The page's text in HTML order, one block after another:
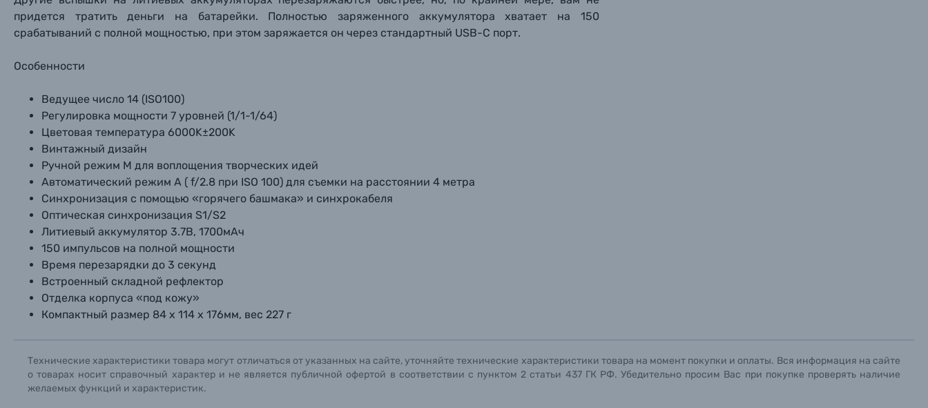
придется тратить деньги на батарейки. Полностью заряженного аккумулятора хватает на 150
срабатываний с полной мощностью, при этом заряжается он через стандартный USB-C порт.
Особенности
Ведущее число 14 (ISO100)
Регулировка мощности 7 уровней (1/1-1/64)
Цветовая температура 6000K±200K
Винтажный дизайн
Ручной режим M для воплощения творческих идей
Автоматический режим A ( f/2.8 при ISO 100) для съемки на расстоянии 4 метра
Синхронизация с помощью «горячего башмака» и синхрокабеля
Оптическая синхронизация S1/S2
Литиевый аккумулятор 3.7В, 1700мАч
150 импульсов на полной мощности
Время перезарядки до 3 секунд
Встроенный складной рефлектор
Отделка корпуса «под кожу»
Компактный размер 84 x 114 x 176мм, вес 227 г
Технические характеристики товара могут отличаться от указанных на сайте, уточняйте технические характеристики товара на момент покупки и оплаты. Вся информация на сайте
о товарах носит справочный характер и не является публичной офертой в соответствии с пунктом 2 статьи 437 ГК РФ. Убедительно просим Вас при покупке проверять наличие
желаемых функций и характеристик.